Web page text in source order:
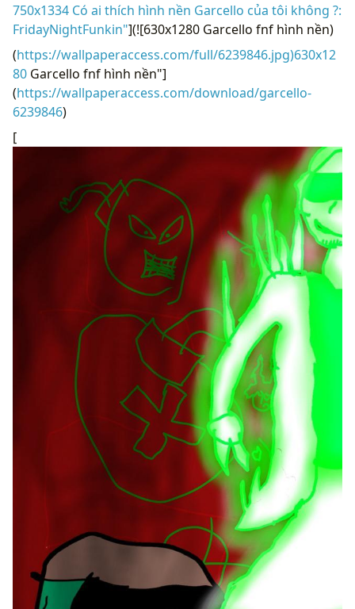
750x1334 Có ai thích hình nền Garcello của tôi không ?:
FridayNightFunkin"](![630x1280 Garcello fnf hình nền)
(https://wallpaperaccess.com/full/6239846.jpg)630x12
80 Garcello fnf hình nền"]
(https://wallpaperaccess.com/download/garcello-
6239846)
[